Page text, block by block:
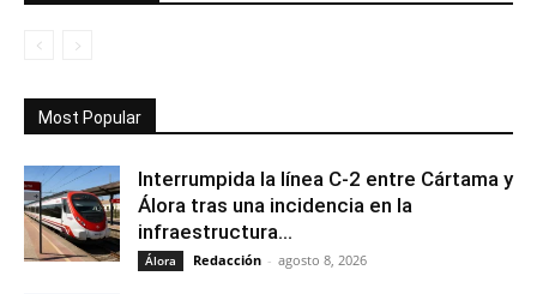
Most Popular
Interrumpida la línea C-2 entre Cártama y
Álora tras una incidencia en la
infraestructura...
Álora Redacción - agosto 8, 2026